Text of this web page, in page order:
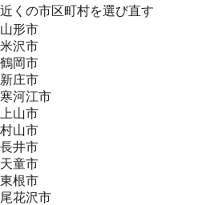
近くの市区町村を選び直す
山形市
米沢市
鶴岡市
新庄市
寒河江市
上山市
村山市
長井市
天童市
東根市
尾花沢市